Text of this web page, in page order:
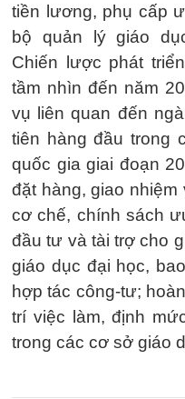
tiền lương, phụ cấp
bộ quản lý giáo
Chiến lược phát
tầm nhìn đến năm
vụ liên quan đến
tiên hàng đầu trong
quốc gia giai đoạn
đặt hàng, giao
cơ chế, chính sách
đầu tư và tài trợ cho
giáo dục đại học,
hợp tác công-tư;
trí việc làm, định
trong các cơ sở giáo